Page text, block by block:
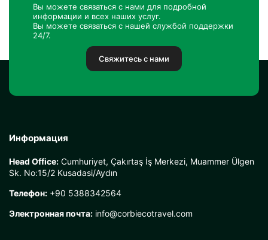
Вы можете связаться с нами для подробной
информации и всех наших услуг.
Вы можете связаться с нашей службой поддержки
24/7.
Свяжитесь с нами
Информация
Head Office: Cumhuriyet, Çakırtaş İş Merkezi, Muammer Ülgen
Sk. No:15/2 Kusadasi/Aydın
Телефон: +90 5388342564
Электронная почта: info@corbiecotravel.com